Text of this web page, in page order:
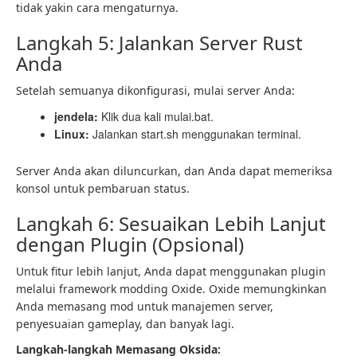
tidak yakin cara mengaturnya.
Langkah 5: Jalankan Server Rust
Anda
Setelah semuanya dikonfigurasi, mulai server Anda:
jendela: Klik dua kali mulai.bat.
Linux: Jalankan start.sh menggunakan terminal.
Server Anda akan diluncurkan, dan Anda dapat memeriksa
konsol untuk pembaruan status.
Langkah 6: Sesuaikan Lebih Lanjut
dengan Plugin (Opsional)
Untuk fitur lebih lanjut, Anda dapat menggunakan plugin
melalui framework modding Oxide. Oxide memungkinkan
Anda memasang mod untuk manajemen server,
penyesuaian gameplay, dan banyak lagi.
Langkah-langkah Memasang Oksida: